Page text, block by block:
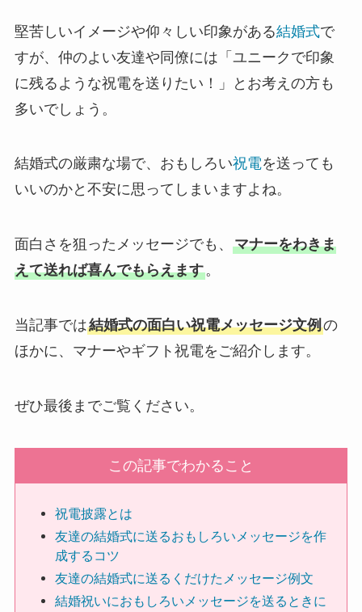
暑中・残暑見舞い
敬老の日
クリスマス
喪中見舞い
ベーシック
ソープフラワー
カード型メッセージ
越前和紙
西陣織物
堅苦しいイメージや仰々しい印象がある結婚式で
すが、仲のよい友達や同僚には「ユニークで印象
に残るような祝電を送りたい！」とお考えの方も
多いでしょう。
結婚式の厳粛な場で、おもしろい祝電を送っても
いいのかと不安に思ってしまいますよね。
面白さを狙ったメッセージでも、 マナーをわきま
えて送れば喜んでもらえます。
当記事では結婚式の面白い祝電メッセージ文例の
ほかに、マナーやギフト祝電をご紹介します。
ぜひ最後までご覧ください。
この記事でわかること
祝電披露とは
友達の結婚式に送るおもしろいメッセージを作
成するコツ
友達の結婚式に送るくだけたメッセージ例文
結婚祝いにおもしろいメッセージを送るときに